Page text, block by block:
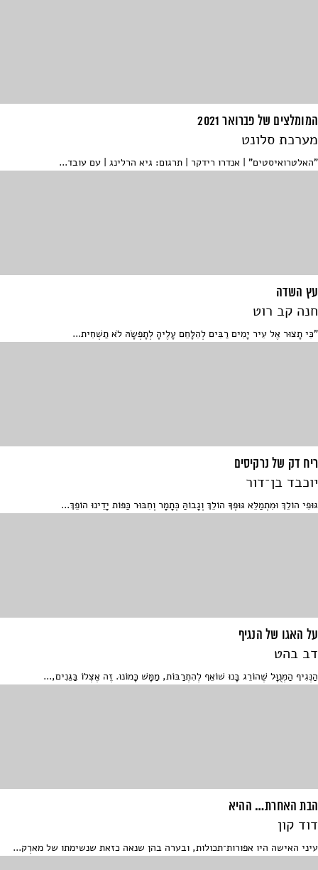
המומלצים של פברואר 2021
מערכת סלונט
"האלטרואיסטים" | אנדרו רידקר | תרגום: גיא הרלינג | עם עובד...
עץ השדה
חנה קב רוט
"כִּי תָצוּר אֶל עִיר יָמִים רַבִּים לְהִלָּחֵם עָלֶיהָ לְתָפְשָׂהּ לֹא תַשְׁחִית...
ריח דק של נרקיסים
יוכבד בן־דור
גּוּפִי הוֹלֵךְ וּמִתְמַלֵּא גּוּפְךָ הוֹלֵךְ וְגָבוֹהַּ כְּתָמָר וְחִבּוּר כַּפּוֹת יָדֵינוּ הוֹפֵךְ...
על האגו של הנגיף
דב בהט
הַנְּגִיף הַמְּנֻוָּל שֶׁהוֹרֵג בָּנוּ שׁוֹאֵף לְהִתְרַבּוֹת, מַמָּשׁ כָּמוֹנוּ. זֶה אֶצְלוֹ בַּגֵּנִים,...
הבת האחרת… ההיא
דוד קון
עיני האישה היו אפורות־תכולות, ובערה בהן שנאה כזאת שנשימתו של מארְק...